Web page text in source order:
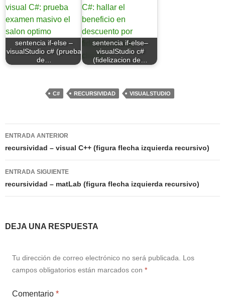
sentencia if-else –
visualStudio c# (prueba
de…
sentencia if-else–
visualStudio c#
(fidelizacion de…
C# RECURSIVIDAD VISUALSTUDIO
Navegación
de
entradas
ENTRADA ANTERIOR
recursividad – visual C++ (figura flecha izquierda recursivo)
ENTRADA SIGUIENTE
recursividad – matLab (figura flecha izquierda recursivo)
DEJA UNA RESPUESTA
Tu dirección de correo electrónico no será publicada. Los
campos obligatorios están marcados con *
Comentario *